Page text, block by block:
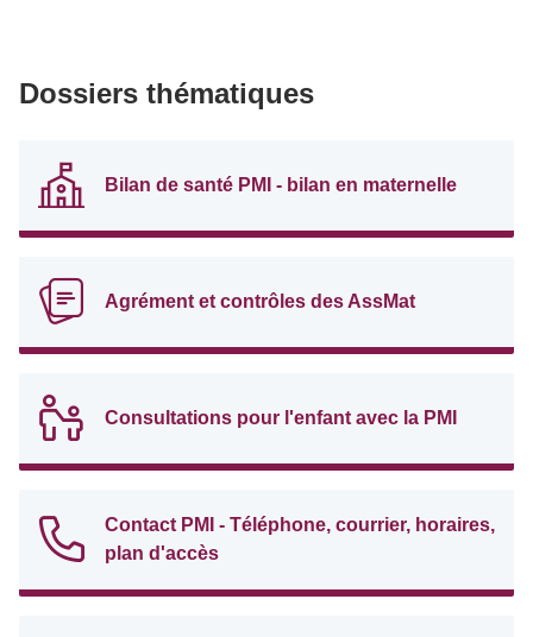
Dossiers thématiques
Bilan de santé PMI - bilan en maternelle
Agrément et contrôles des AssMat
Consultations pour l'enfant avec la PMI
Contact PMI - Téléphone, courrier, horaires,
plan d'accès